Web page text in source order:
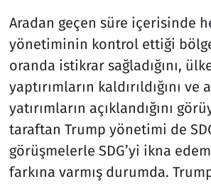
Aradan geçen süre içerisinde
yönetiminin kontrol ettiği
oranda istikrar sağladığını,
yaptırımların kaldırıldığını ve
yatırımların açıklandığını
taraftan Trump yönetimi de
görüşmelerle SDG’yi ikna
farkına varmış durumda.